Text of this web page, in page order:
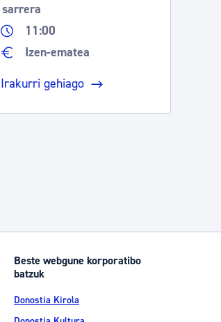
sarrera
11:00
Izen-ematea
Irakurri gehiago
Beste webgune korporatibo
batzuk
Donostia Kirola